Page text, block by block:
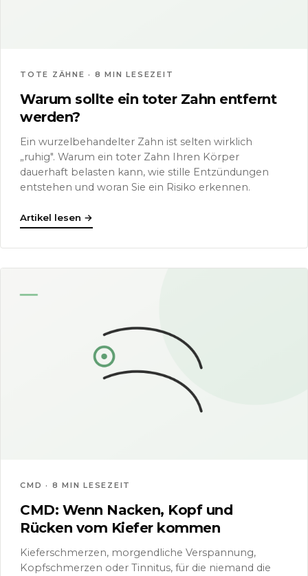
TOTE ZÄHNE · 8 MIN LESEZEIT
Warum sollte ein toter Zahn entfernt
werden?
Ein wurzelbehandelter Zahn ist selten wirklich
„ruhig". Warum ein toter Zahn Ihren Körper
dauerhaft belasten kann, wie stille Entzündungen
entstehen und woran Sie ein Risiko erkennen.
Artikel lesen →
CMD · 8 MIN LESEZEIT
CMD: Wenn Nacken, Kopf und
Rücken vom Kiefer kommen
Kieferschmerzen, morgendliche Verspannung,
Kopfschmerzen oder Tinnitus, für die niemand die